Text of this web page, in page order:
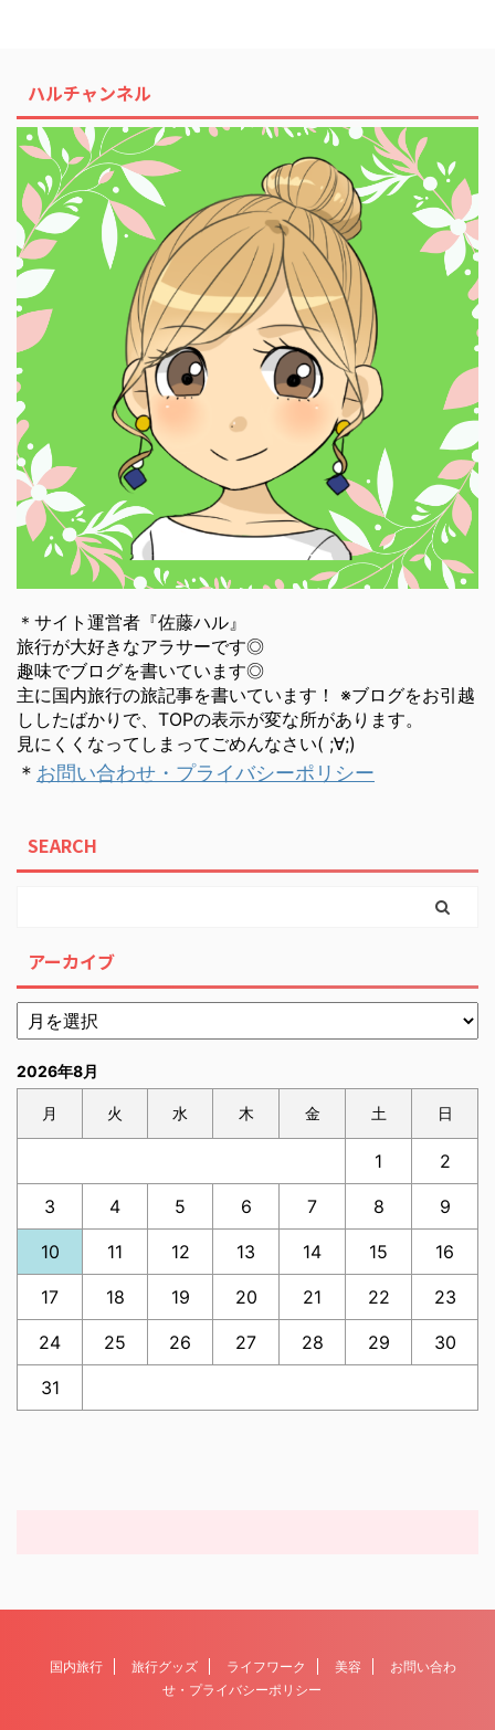
ハルチャンネル
＊サイト運営者『佐藤ハル』
旅行が大好きなアラサーです◎
趣味でブログを書いています◎
主に国内旅行の旅記事を書いています！ ※ブログをお引越
ししたばかりで、TOPの表示が変な所があります。
見にくくなってしまってごめんなさい( ;∀;)
＊ お問い合わせ・プライバシーポリシー
SEARCH
アーカイブ
2026年8月
月 火 水 木 金 土 日
1 2
3 4 5 6 7 8 9
10 11 12 13 14 15 16
17 18 19 20 21 22 23
24 25 26 27 28 29 30
31
国内旅行 旅行グッズ ライフワーク 美容
お問い合わ
せ・プライバシーポリシー